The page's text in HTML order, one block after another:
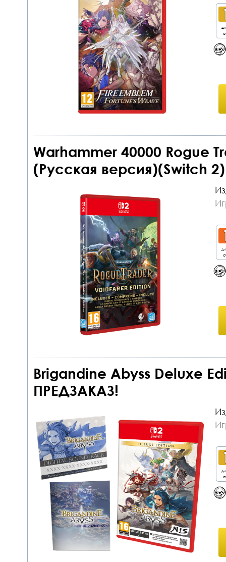
Warhammer 40000 Rogue
(Русская версия)(Switch
Brigandine Abyss Deluxe
ПРЕДЗАКАЗ!